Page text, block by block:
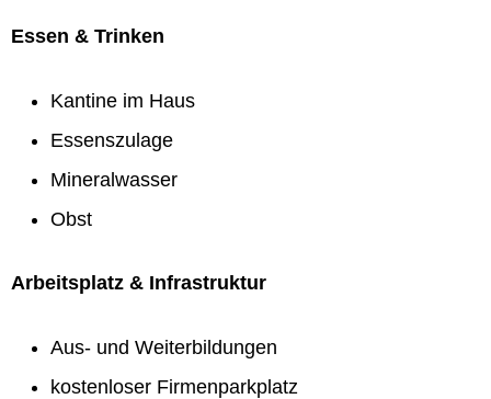
Essen & Trinken
Kantine im Haus
Essenszulage
Mineralwasser
Obst
Arbeitsplatz & Infrastruktur
Aus- und Weiterbildungen
kostenloser Firmenparkplatz